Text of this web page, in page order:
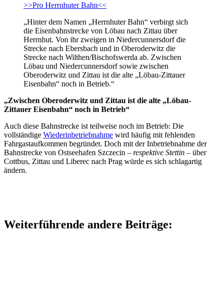
>>Pro Herrnhuter Bahn<<
„Hinter dem Namen „Herrnhuter Bahn“ verbirgt sich
die Eisenbahnstrecke von Löbau nach Zittau über
Herrnhut. Von ihr zweigen in Niedercunnersdorf die
Strecke nach Ebersbach und in Oberoderwitz die
Strecke nach Wilthen/Bischofswerda ab. Zwischen
Löbau und Niedercunnersdorf sowie zwischen
Oberoderwitz und Zittau ist die alte „Löbau-Zittauer
Eisenbahn“ noch in Betrieb.“
„Zwischen Oberoderwitz und Zittau ist die alte „Löbau-
Zittauer Eisenbahn“ noch in Betrieb“
Auch diese Bahnstrecke ist teilweise noch im Betrieb: Die
vollständige Wiederinbetriebnahme wird häufig mit fehlenden
Fahrgastaufkommen begründet. Doch mit der Inbetriebnahme der
Bahnstrecke von Ostseehafen Szczecin – respektive Stettin – über
Cottbus, Zittau und Liberec nach Prag würde es sich schlagartig
ändern.
Weiterführende andere Beiträge: